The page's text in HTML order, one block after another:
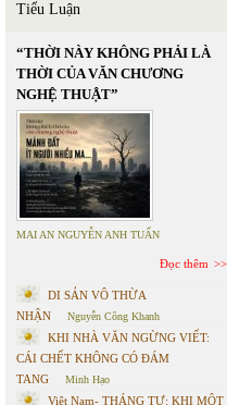
Tiểu Luận
“THỜI NÀY KHÔNG PHẢI LÀ
THỜI CỦA VĂN CHƯƠNG
NGHỆ THUẬT”
MAI AN NGUYỄN ANH TUẤN
Đọc thêm
DI SẢN VÔ THỪA
NHẬN
Nguyễn Công Khanh
KHI NHÀ VĂN NGỪNG VIẾT:
CÁI CHẾT KHÔNG CÓ ĐÁM
TANG
Minh Hạo
Việt Nam- THÁNG TƯ: KHI MỘT